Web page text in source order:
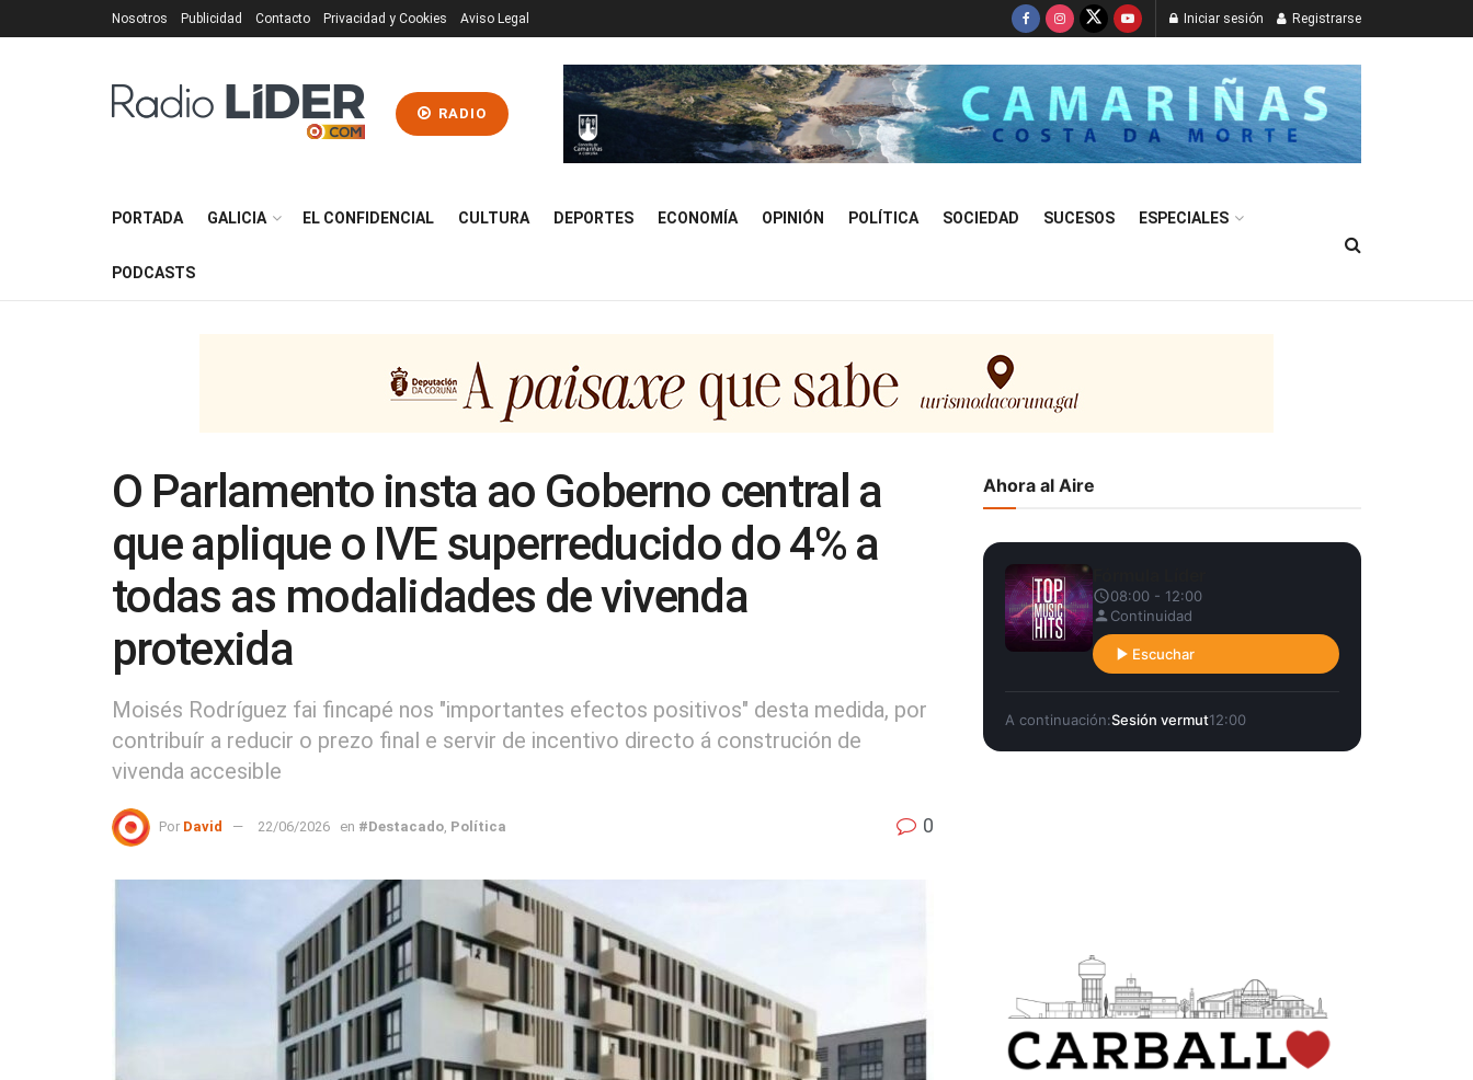
Nosotros Publicidad Contacto Privacidad y Cookies Aviso Legal Iniciar sesión Registrarse
RADIO
PORTADA GALICIA EL CONFIDENCIAL CULTURA DEPORTES ECONOMÍA OPINIÓN POLÍTICA SOCIEDAD SUCESOS ESPECIALES
PODCASTS
O Parlamento insta ao Goberno central a
que aplique o IVE superreducido do 4% a
todas as modalidades de vivenda
protexida
Moisés Rodríguez fai fincapé nos "importantes efectos positivos" desta medida, por
contribuír a reducir o prezo final e servir de incentivo directo á construción de
vivenda accesible
Por David 22/06/2026 en #Destacado Política 0
Ahora al Aire
08:00 - 12:00
Continuidad
Escuchar
A continuación:Sesión vermut12:00